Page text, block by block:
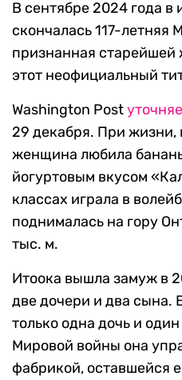
В сентябре 2024 года в
скончалась 117-
признанная старейшей
этот неофициальный
Washington Post
29 декабря. При
женщина любила
йогуртовым вкусом
классах играла в
поднималась на гору
тыс. м.
Итоока вышла замуж в
две дочери и два сына.
только одна дочь и
Мировой войны она
фабрикой, оставшейся